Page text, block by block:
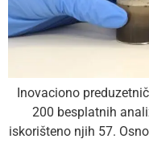
Inovaciono
200 besplatnih
iskorišteno njih 57.